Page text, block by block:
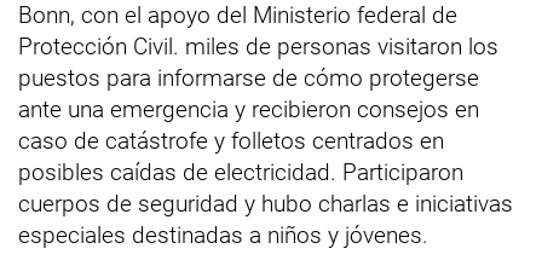
Bonn, con el apoyo del Ministerio federal de
Protección Civil. miles de personas visitaron los
puestos para informarse de cómo protegerse
ante una emergencia y recibieron consejos en
caso de catástrofe y folletos centrados en
posibles caídas de electricidad. Participaron
cuerpos de seguridad y hubo charlas e iniciativas
especiales destinadas a niños y jóvenes.